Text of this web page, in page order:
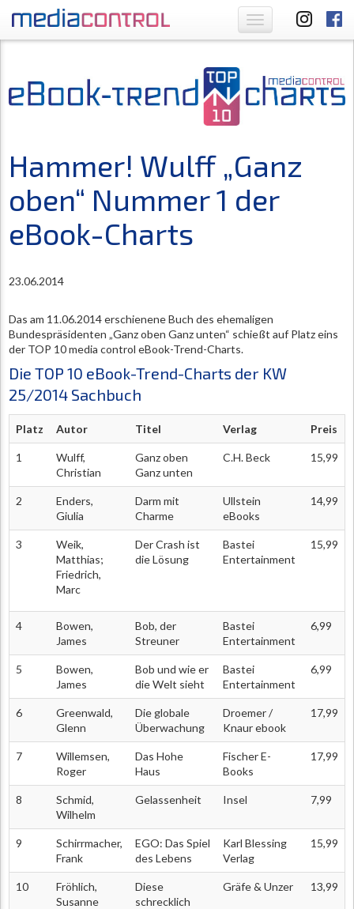
Toggle
navigation
Hammer! Wulff „Ganz
oben“ Nummer 1 der
eBook-Charts
23.06.2014
Das am 11.06.2014 erschienene Buch des ehemaligen
Bundespräsidenten „Ganz oben Ganz unten“ schießt auf Platz eins
der TOP 10 media control eBook-Trend-Charts.
Die TOP 10 eBook-Trend-Charts der KW
25/2014 Sachbuch
Platz Autor Titel Verlag Preis
1
Wulff,
Christian
Ganz oben
Ganz unten
C.H. Beck 15,99
2
Enders,
Giulia
Darm mit
Charme
Ullstein
eBooks
14,99
3
Weik,
Matthias;
Friedrich,
Marc
Der Crash ist
die Lösung
Bastei
Entertainment
15,99
4
Bowen,
James
Bob, der
Streuner
Bastei
Entertainment
6,99
5
Bowen,
James
Bob und wie er
die Welt sieht
Bastei
Entertainment
6,99
6
Greenwald,
Glenn
Die globale
Überwachung
Droemer /
Knaur ebook
17,99
7
Willemsen,
Roger
Das Hohe
Haus
Fischer E-
Books
17,99
8
Schmid,
Wilhelm
Gelassenheit Insel 7,99
9
Schirrmacher,
Frank
EGO: Das Spiel
des Lebens
Karl Blessing
Verlag
15,99
10
Fröhlich,
Susanne
Diese
schrecklich
Gräfe & Unzer 13,99